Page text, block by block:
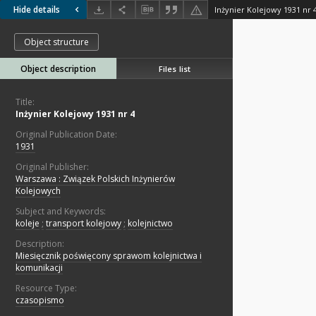
Hide details Inżynier Kolejowy 1931 nr
Object structure
Object description Files list
Title:
Inżynier Kolejowy 1931 nr 4
Original Publication Date:
1931
Original Publisher:
Warszawa : Związek Polskich Inżynierów
Kolejowych
Subject and Keywords:
koleje ; transport kolejowy ; kolejnictwo
Description:
Miesięcznik poświęcony sprawom kolejnictwa i
komunikacji
Resource Type:
czasopismo